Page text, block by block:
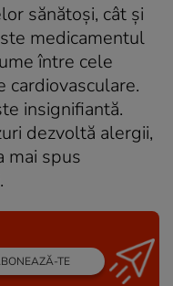
sănătoși, cât și
medicamentul
între cele
cardiovasculare.
insignifiantă.
dezvoltă alergii,
mai spus
TE